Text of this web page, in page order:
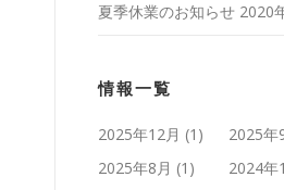
夏季休業のお知らせ 2020
情報一覧
2025年12月 (1) 2025年
2025年8月 (1) 2024年